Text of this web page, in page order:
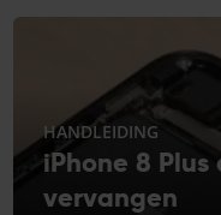
HANDLEIDING
iPhone 8
vervangen